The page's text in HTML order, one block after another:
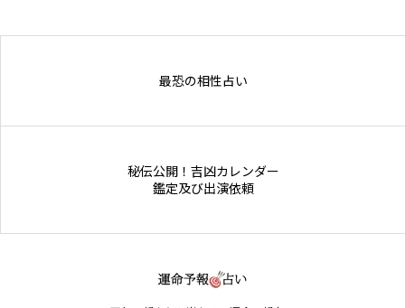
最恐の相性占い
秘伝公開！吉凶カレンダー
鑑定及び出演依頼